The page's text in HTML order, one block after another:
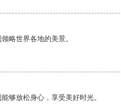
略世界各地的美景。
够放松身心，享受美好时光。